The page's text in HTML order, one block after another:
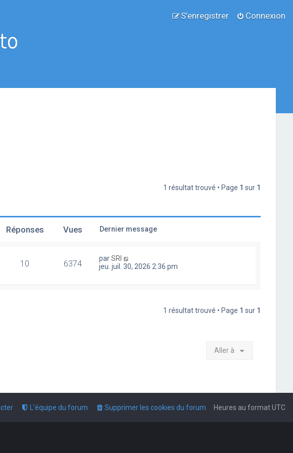
Connexion
S’enregistrer
1 résultat trouvé • Page 1 sur 1
Réponses Vues Dernier message
10 6374 parSRI
jeu. juil. 30, 2026 2:36 pm
1 résultat trouvé • Page 1 sur 1
Aller à
Heures au formatUTC
Supprimer les cookies du forum
L’équipe du forum